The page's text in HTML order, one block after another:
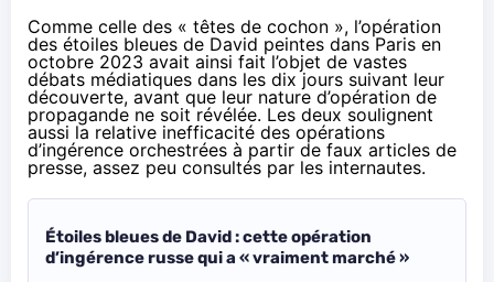
Comme celle des « têtes de cochon », l’opération
des étoiles bleues de David peintes dans Paris en
octobre 2023 avait ainsi fait l’objet de vastes
débats médiatiques dans les dix jours suivant leur
découverte, avant que leur nature d’opération de
propagande ne soit révélée. Les deux soulignent
aussi la relative inefficacité des opérations
d’ingérence orchestrées à partir de faux articles de
presse, assez peu consultés par les internautes.
Étoiles bleues de David : cette opération
d’ingérence russe qui a « vraiment marché »